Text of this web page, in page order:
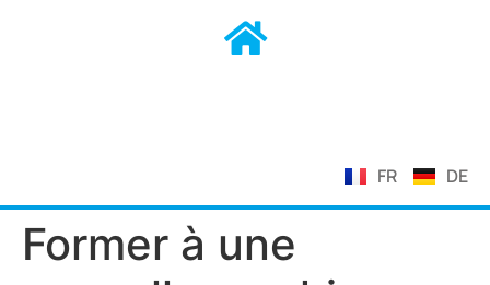
FR DE
Former à une